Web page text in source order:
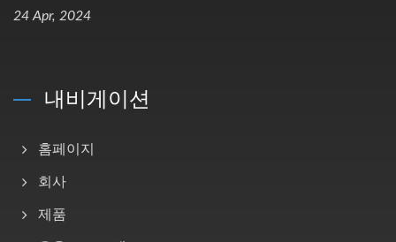
24 Apr, 2024
내비게이션
홈페이지
회사
제품